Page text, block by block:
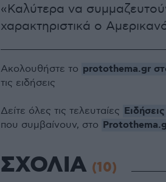
«Καλύτερα να
χαρακτηριστικά ο
Ακολουθήστε το protothema.gr
τις ειδήσεις
Δείτε όλες τις τελευταίες Ειδήσεις
που συμβαίνουν, στο
ΣΧΟΛΙΑ (10)